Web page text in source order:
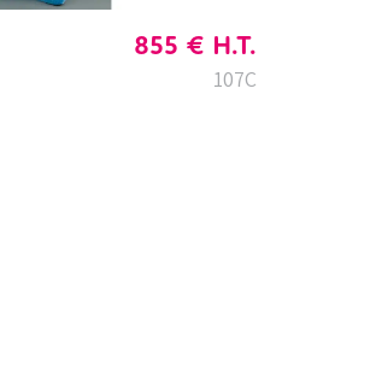
855 € H.T.
107C